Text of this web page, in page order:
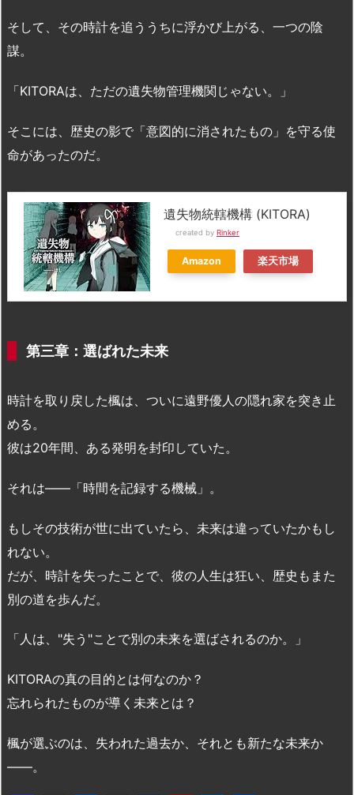
そして、その時計を追ううちに浮かび上がる、一つの陰
謀。
「KITORAは、ただの遺失物管理機関じゃない。」
そこには、歴史の影で「意図的に消されたもの」を守る使
命があったのだ。
遺失物統轄機構 (KITORA)
created by Rinker
Amazon 楽天市場
第三章：選ばれた未来
時計を取り戻した楓は、ついに遠野優人の隠れ家を突き止
める。
彼は20年間、ある発明を封印していた。
それは——「時間を記録する機械」。
もしその技術が世に出ていたら、未来は違っていたかもし
れない。
だが、時計を失ったことで、彼の人生は狂い、歴史もまた
別の道を歩んだ。
「人は、"失う"ことで別の未来を選ばされるのか。」
KITORAの真の目的とは何なのか？
忘れられたものが導く未来とは？
楓が選ぶのは、失われた過去か、それとも新たな未来か
——。